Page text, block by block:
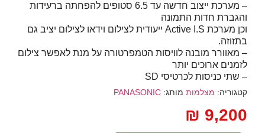
– מערכת ייצוב חדשה עד 6.5 סטופים להפחתה ברעידות
והגברת חדות התמונה
וכן מערכת Active I.S ייעודית לצילום וידאו לצילום יציב גם
בתזוזה.
– מאוורר מובנה לוויסות הטמפרטורה על מנת לאפשר צילום
לזמנים ארוכים יותר
– שתי כניסות לכרטיסי SD
קטגוריה: מצלמות מותג: PANASONIC
₪ 9,200